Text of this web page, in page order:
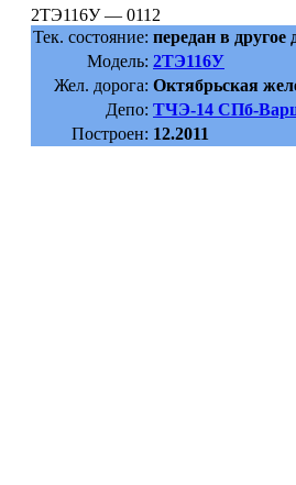
2ТЭ116У — 0112
Тек. состояние: передан в другое
Модель: 2ТЭ116У
Жел. дорога: Октябрьская
Депо: ТЧЭ-14 СПб-
Построен: 12.2011